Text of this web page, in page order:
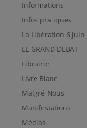
Informations
Infos pratiques
La Libération 6 juin
LE GRAND DEBAT
Librairie
Livre Blanc
Malgré-Nous
Manifestations
Médias